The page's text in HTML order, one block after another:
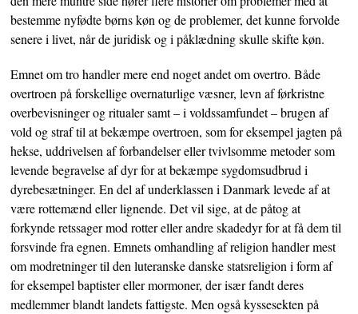
bestemme nyfødte børns køn og de problemer, det kunne forvolde
senere i livet, når de juridisk og i påklædning skulle skifte køn.
Emnet om tro handler mere end noget andet om overtro. Både
overtroen på forskellige overnaturlige væsner, levn af førkristne
overbevisninger og ritualer samt – i voldssamfundet – brugen af
vold og straf til at bekæmpe overtroen, som for eksempel jagten på
hekse, uddrivelsen af forbandelser eller tvivlsomme metoder som
levende begravelse af dyr for at bekæmpe sygdomsudbrud i
dyrebesætninger. En del af underklassen i Danmark levede af at
være rottemænd eller lignende. Det vil sige, at de påtog at
forkynde retssager mod rotter eller andre skadedyr for at få dem til
forsvinde fra egnen. Emnets omhandling af religion handler mest
om modretninger til den luteranske danske statsreligion i form af
for eksempel baptister eller mormoner, der især fandt deres
medlemmer blandt landets fattigste. Men også kyssesekten på